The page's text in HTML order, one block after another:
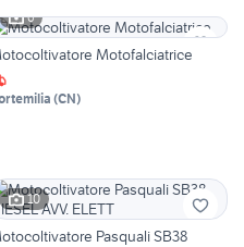
6
Motocoltivatore Motofalciatrice
(CN)
10
Pasquali SB38